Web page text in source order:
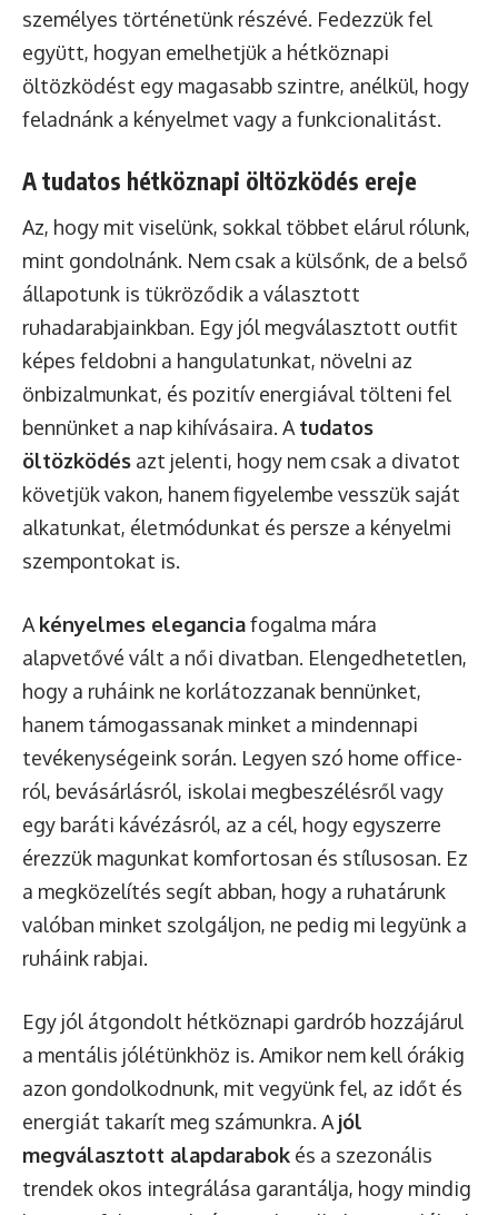
személyes történetünk részévé. Fedezzük fel
együtt, hogyan emelhetjük a hétköznapi
öltözködést egy magasabb szintre, anélkül, hogy
feladnánk a kényelmet vagy a funkcionalitást.
A tudatos hétköznapi öltözködés ereje
Az, hogy mit viselünk, sokkal többet elárul rólunk,
mint gondolnánk. Nem csak a külsőnk, de a belső
állapotunk is tükröződik a választott
ruhadarabjainkban. Egy jól megválasztott outfit
képes feldobni a hangulatunkat, növelni az
önbizalmunkat, és pozitív energiával tölteni fel
bennünket a nap kihívásaira. A tudatos
öltözködés azt jelenti, hogy nem csak a divatot
követjük vakon, hanem figyelembe vesszük saját
alkatunkat, életmódunkat és persze a kényelmi
szempontokat is.
A kényelmes eleganciafogalma mára
alapvetővé vált a női divatban. Elengedhetetlen,
hogy a ruháink ne korlátozzanak bennünket,
hanem támogassanak minket a mindennapi
tevékenységeink során. Legyen szó home office-
ról, bevásárlásról, iskolai megbeszélésről vagy
egy baráti kávézásról, az a cél, hogy egyszerre
érezzük magunkat komfortosan és stílusosan. Ez
a megközelítés segít abban, hogy a ruhatárunk
valóban minket szolgáljon, ne pedig mi legyünk a
ruháink rabjai.
Egy jól átgondolt hétköznapi gardrób hozzájárul
a mentális jólétünkhöz is. Amikor nem kell órákig
azon gondolkodnunk, mit vegyünk fel, az időt és
energiát takarít meg számunkra. A jól
megválasztott alapdarabok és a szezonális
trendek okos integrálása garantálja, hogy mindig